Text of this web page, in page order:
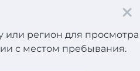
или регион для просмотра
с местом пребывания.